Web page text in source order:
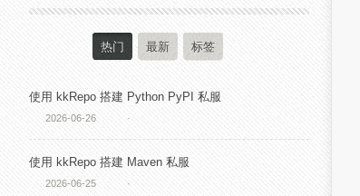
热门 最新 标签
使用 kkRepo 搭建 Python PyPI 私服
2026-06-26 ·
使用 kkRepo 搭建 Maven 私服
2026-06-25 ·